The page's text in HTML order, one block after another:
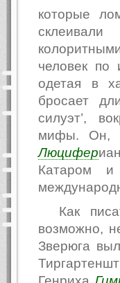
которые
человек по
одетая в
бросает
силуэт’,
мифы. Он,
Люцифер
Катаром и
Как
возможно,
Зверюга